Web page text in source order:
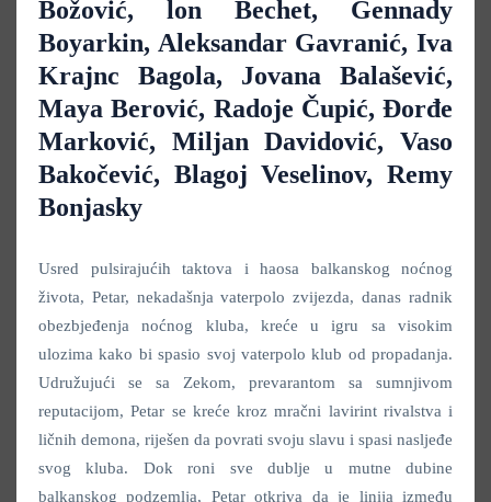
Božović, lon Bechet, Gennady
Boyarkin, Aleksandar Gavranić, Iva
Krajnc Bagola, Jovana Balašević,
Maya Berović, Radoje Čupić, Đorđe
Marković, Miljan Davidović, Vaso
Bakočević, Blagoj Veselinov, Remy
Bonjasky
Usred pulsirajućih taktova i haosa balkanskog noćnog
života, Petar, nekadašnja vaterpolo zvijezda, danas radnik
obezbjeđenja noćnog kluba, kreće u igru sa visokim
ulozima kako bi spasio svoj vaterpolo klub od propadanja.
Udružujući se sa Zekom, prevarantom sa sumnjivom
reputacijom, Petar se kreće kroz mračni lavirint rivalstva i
ličnih demona, riješen da povrati svoju slavu i spasi nasljeđe
svog kluba. Dok roni sve dublje u mutne dubine
balkanskog podzemlja, Petar otkriva da je linija između